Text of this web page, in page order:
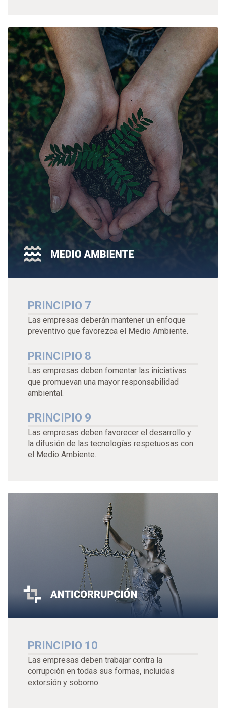
PRINCIPIO 7
Las empresas deberán mantener un enfoque
preventivo que favorezca el Medio Ambiente.
PRINCIPIO 8
Las empresas deben fomentar las iniciativas
que promuevan una mayor responsabilidad
ambiental.
PRINCIPIO 9
Las empresas deben favorecer el desarrollo y
la difusión de las tecnologías respetuosas con
el Medio Ambiente.
PRINCIPIO 10
Las empresas deben trabajar contra la
corrupción en todas sus formas, incluidas
extorsión y soborno.